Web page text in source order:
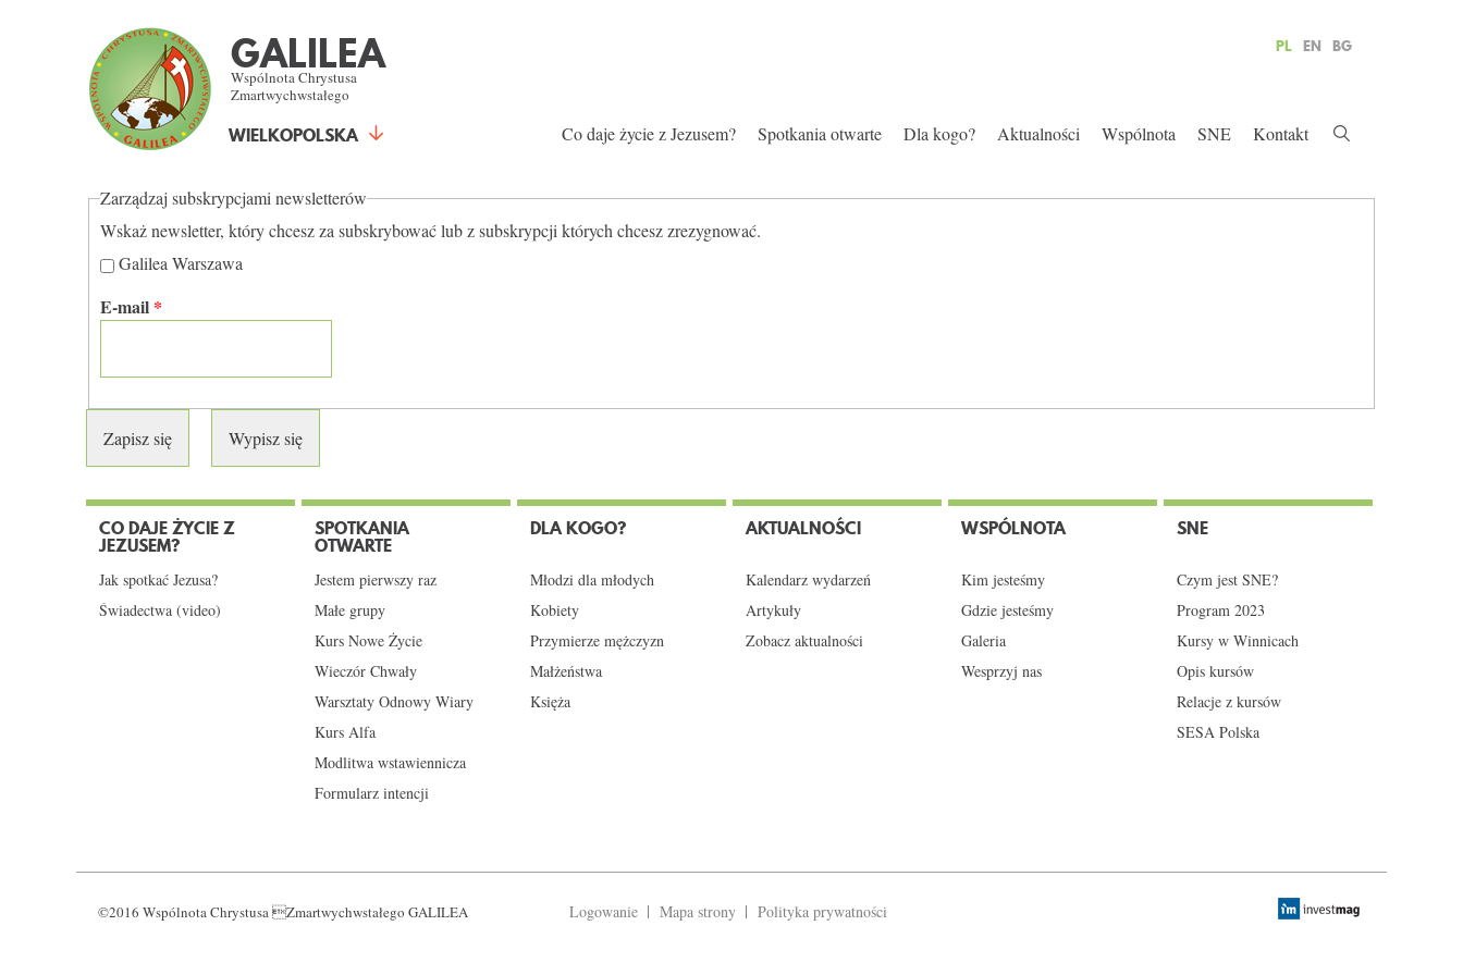
GALILEA
Wspólnota Chrystusa
Zmartwychwstałego
WIELKOPOLSKA
PL EN BG
Co daje życie z Jezusem? Spotkania otwarte Dla kogo? Aktualności Wspólnota SNE Kontakt
TWOJE SUBSKRYPCJE
NEWSLETTERA
Zarządzaj subskrypcjami newsletterów
Wskaż newsletter, który chcesz za subskrybować lub z subskrypcji których chcesz zrezygnować.
Galilea Warszawa
E-mail *
CO DAJE ŻYCIE Z
JEZUSEM?
Jak spotkać Jezusa?
Świadectwa (video)
SPOTKANIA
OTWARTE
Jestem pierwszy raz
Małe grupy
Kurs Nowe Życie
Wieczór Chwały
Warsztaty Odnowy Wiary
Kurs Alfa
Modlitwa wstawiennicza
Formularz intencji
DLA KOGO?
Młodzi dla młodych
Kobiety
Przymierze mężczyzn
Małżeństwa
Księża
AKTUALNOŚCI
Kalendarz wydarzeń
Artykuły
Zobacz aktualności
WSPÓLNOTA
Kim jesteśmy
Gdzie jesteśmy
Galeria
Wesprzyj nas
SNE
Czym jest SNE?
Program 2023
Kursy w Winnicach
Opis kursów
Relacje z kursów
SESA Polska
©2016 Wspólnota Chrystusa Zmartwychwstałego GALILEA Logowanie Mapa strony Polityka prywatności